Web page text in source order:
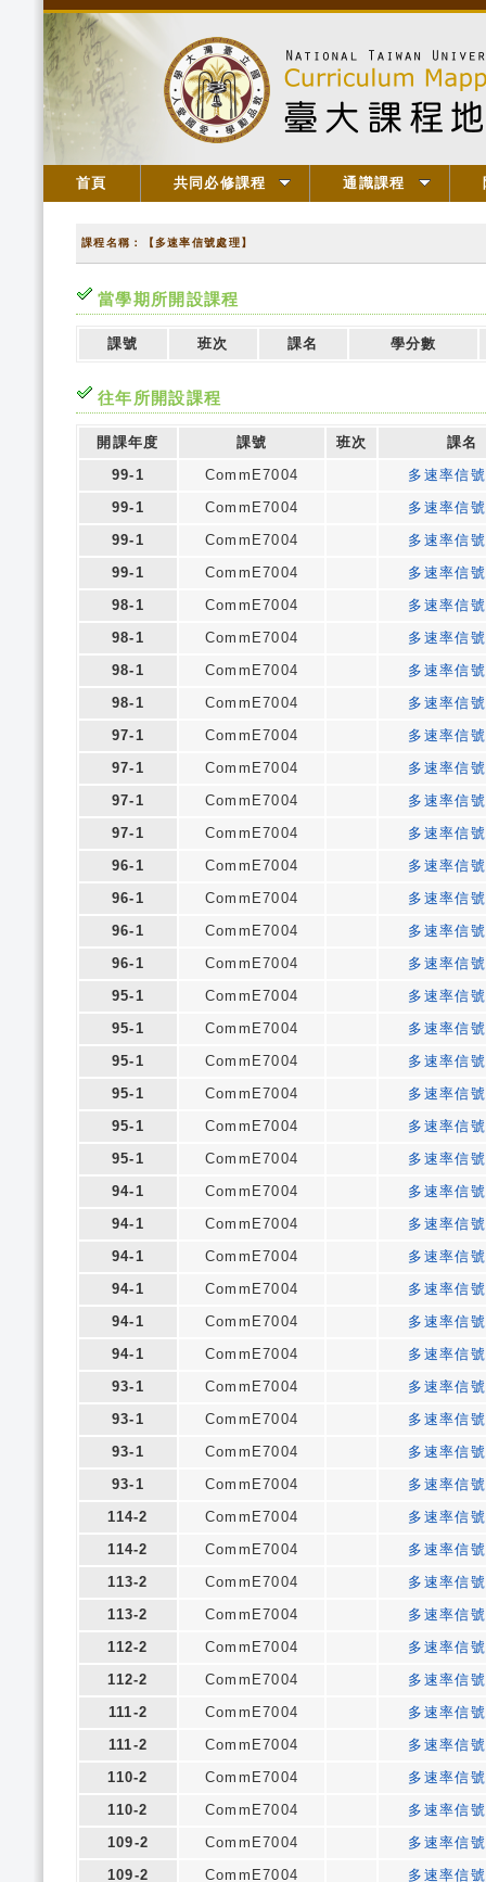
首頁 共同必修課程 通識課程
課程名稱：【多速率信號處理】
當學期所開設課程
課號 班次 課名 學分數
往年所開設課程
開課年度 課號 班次
課名
99-1
CommE7004
多速率信
99-1
CommE7004
多速率信
99-1
CommE7004
多速率信
99-1
CommE7004
多速率信
98-1
CommE7004
多速率信
98-1
CommE7004
多速率信
98-1
CommE7004
多速率信
98-1
CommE7004
多速率信
97-1
CommE7004
多速率信
97-1
CommE7004
多速率信
97-1
CommE7004
多速率信
97-1
CommE7004
多速率信
96-1
CommE7004
多速率信
96-1
CommE7004
多速率信
96-1
CommE7004
多速率信
96-1
CommE7004
多速率信
95-1
CommE7004
多速率信
95-1
CommE7004
多速率信
95-1
CommE7004
多速率信
95-1
CommE7004
多速率信
95-1
CommE7004
多速率信
95-1
CommE7004
多速率信
94-1
CommE7004
多速率信
94-1
CommE7004
多速率信
94-1
CommE7004
多速率信
94-1
CommE7004
多速率信
94-1
CommE7004
多速率信
94-1
CommE7004
多速率信
93-1
CommE7004
多速率信
93-1
CommE7004
多速率信
93-1
CommE7004
多速率信
93-1
CommE7004
多速率信
114-2
CommE7004
多速率信
114-2
CommE7004
多速率信
113-2
CommE7004
多速率信
113-2
CommE7004
多速率信
112-2
CommE7004
多速率信
112-2
CommE7004
多速率信
111-2
CommE7004
多速率信
111-2
CommE7004
多速率信
110-2
CommE7004
多速率信
110-2
CommE7004
多速率信
109-2
CommE7004
多速率信
109-2
CommE7004
多速率信